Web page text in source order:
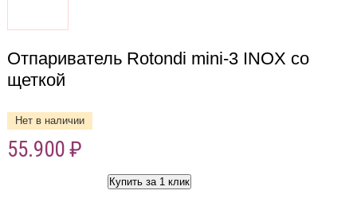
Отпариватель Rotondi mini-3 INOX со
щеткой
Нет в наличии
55.900 ₽
Купить за 1 клик